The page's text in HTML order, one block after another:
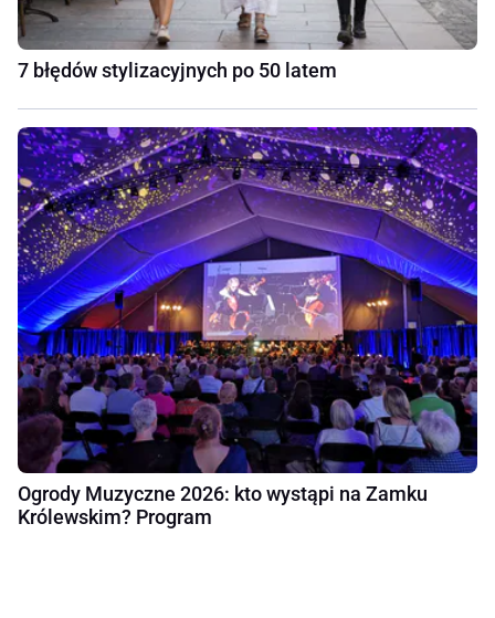
7 błędów stylizacyjnych po 50 latem
Ogrody Muzyczne 2026: kto wystąpi na Zamku
Królewskim? Program